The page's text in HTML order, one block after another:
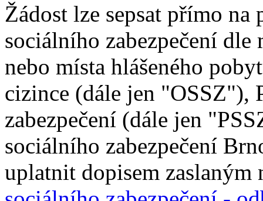
Žádost lze sepsat přímo na
sociálního zabezpečení
nebo místa hlášeného
cizince (dále jen "OSSZ"),
zabezpečení (dále jen
sociálního zabezpečení
uplatnit dopisem zaslaným